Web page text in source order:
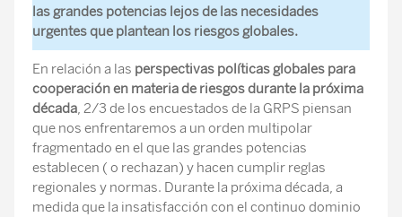
las grandes potencias lejos de las necesidades
urgentes que plantean los riesgos globales.
En relación a las perspectivas políticas globales para
cooperación en materia de riesgos durante la próxima
década, 2/3 de los encuestados de la GRPS piensan
que nos enfrentaremos a un orden multipolar
fragmentado en el que las grandes potencias
establecen ( o rechazan) y hacen cumplir reglas
regionales y normas. Durante la próxima década, a
medida que la insatisfacción con el continuo dominio